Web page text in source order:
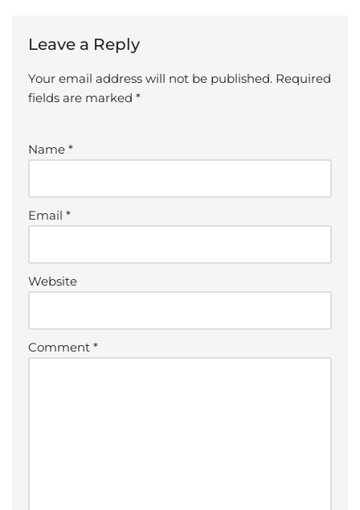
Leave a Reply
Your email address will not be published. Required
fields are marked *
Name *
Email *
Website
Comment *